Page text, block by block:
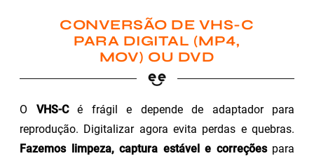
CONVERSÃO DE VHS-C
PARA DIGITAL (MP4,
MOV) OU DVD
O VHS-Cé frágil e depende de adaptador para
reprodução. Digitalizar agora evita perdas e quebras.
Fazemos limpeza, captura estável e correçõespara